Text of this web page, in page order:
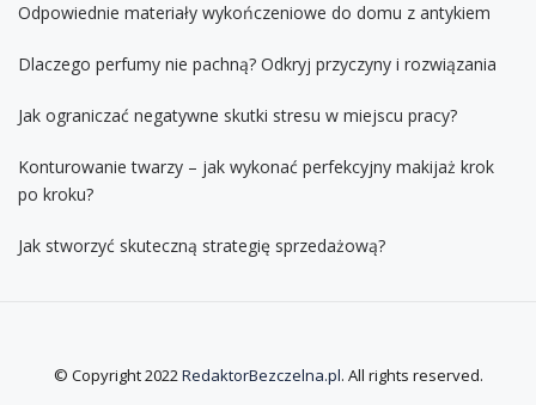
Odpowiednie materiały wykończeniowe do domu z antykiem
Dlaczego perfumy nie pachną? Odkryj przyczyny i rozwiązania
Jak ograniczać negatywne skutki stresu w miejscu pracy?
Konturowanie twarzy – jak wykonać perfekcyjny makijaż krok
po kroku?
Jak stworzyć skuteczną strategię sprzedażową?
© Copyright 2022RedaktorBezczelna.pl. All rights reserved.